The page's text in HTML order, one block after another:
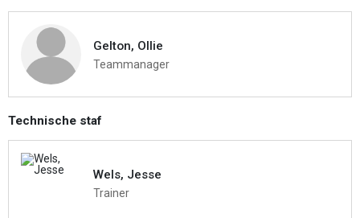
Gelton, Ollie
Teammanager
Technische staf
Wels, Jesse
Trainer